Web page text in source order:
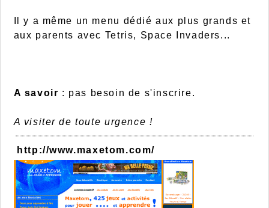
Il y a même un menu dédié aux plus grands et
aux parents avec Tetris, Space Invaders...
A savoir : pas besoin de s'inscrire.
A visiter de toute urgence !
http://www.maxetom.com/